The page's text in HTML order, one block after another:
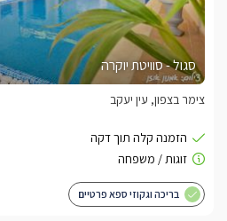
סגול - סוויטת יוקרה
צימר בצפון, עין יעקב
בריכה וגקוזי ספא פרטיים